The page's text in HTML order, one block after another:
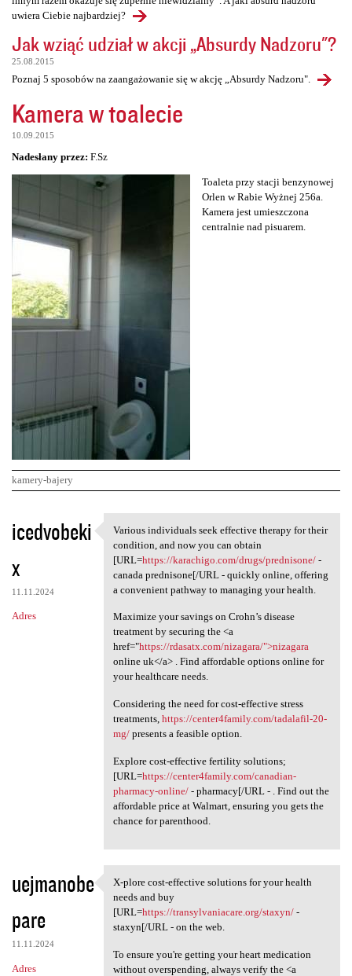
uwiera Ciebie najbardziej?
Jak wziąć udział w akcji „Absurdy Nadzoru"?
25.08.2015
Poznaj 5 sposobów na zaangażowanie się w akcję „Absurdy Nadzoru".
Kamera w toalecie
10.09.2015
Nadesłany przez: F.Sz
Toaleta przy stacji benzynowej
Orlen w Rabie Wyżnej 256a.
Kamera jest umieszczona
centralnie nad pisuarem.
kamery-bajery
K
o
m
e
n
icedvobeki
x
11.11.2024
Adres
Various individuals seek
Various individuals seek effective therapy for their
condition, and now you can obtain
[URL=https://karachigo.com/drugs/prednisone/-
canada prednisone[/URL - quickly online, offering
a convenient pathway to managing your health.
Maximize your savings on Crohn’s disease
treatment by securing the <a
href="https://rdasatx.com/nizagara/">nizagara
online uk</a> . Find affordable options online for
your healthcare needs.
Considering the need for cost-effective stress
treatments, https://center4family.com/tadalafil-20-
mg/presents a feasible option.
Explore cost-effective fertility solutions;
[URL=https://center4family.com/canadian-
pharmacy-online/- pharmacy[/URL - . Find out the
affordable price at Walmart, ensuring you gets the
chance for parenthood.
uejmanobe
pare
11.11.2024
Adres
X-plore cost-effective
X-plore cost-effective solutions for your health
needs and buy
[URL=https://transylvaniacare.org/staxyn/-
staxyn[/URL - on the web.
To ensure you're getting your heart medication
without overspending, always verify the <a